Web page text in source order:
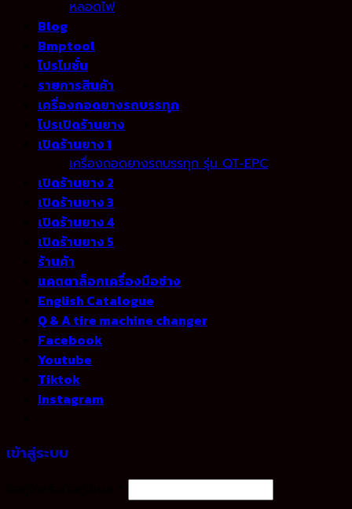
หลอดไฟ
Blog
Bmptool
โปรโมชั่น
รายการสินค้า
เครื่องถอดยางรถบรรทุก
โปรเปิดร้านยาง
เปิดร้านยาง 1
เครื่องถอดยางรถบรรทุก รุ่น QT-EPC
เปิดร้านยาง 2
เปิดร้านยาง 3
เปิดร้านยาง 4
เปิดร้านยาง 5
ร้านค้า
แคตตาล็อกเครื่องมือช่าง
English Catalogue
Q & A tire machine changer
Facebook
Youtube
Tiktok
Instagram
เข้าสู่ระบบ